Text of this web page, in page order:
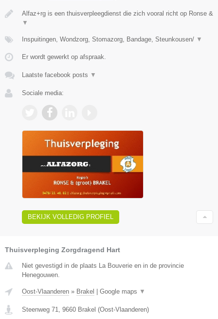
Alfaz+rg is een thuisverpleegdienst die zich vooral richt op Ronse &
▼
Inspuitingen, Wondzorg, Stomazorg, Bandage, Steunkousen/ ▼
Er wordt gewerkt op afspraak.
Laatste facebook posts ▼
Sociale media:
BEKIJK VOLLEDIG PROFIEL
Thuisverpleging Zorgdragend Hart
Niet gevestigd in de plaats La Bouverie en in de provincie
Henegouwen.
Oost-Vlaanderen » Brakel Google maps ▼
Steenweg 71, 9660 Brakel (Oost-Vlaanderen)